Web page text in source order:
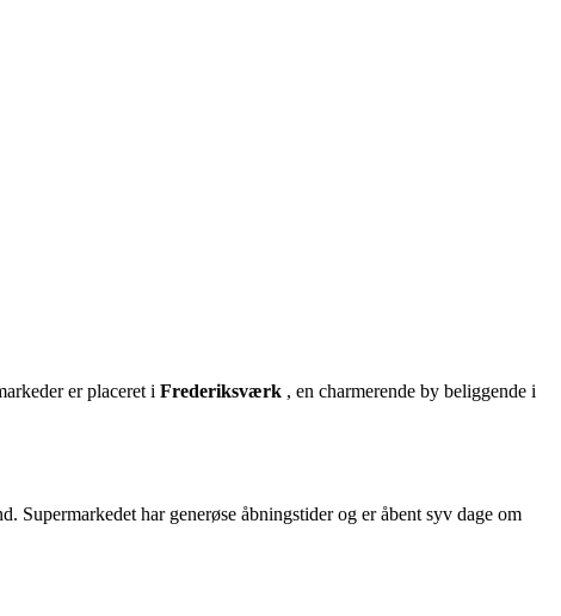
er placeret i Frederiksværk , en charmerende by beliggende i
har generøse åbningstider og er åbent syv dage om